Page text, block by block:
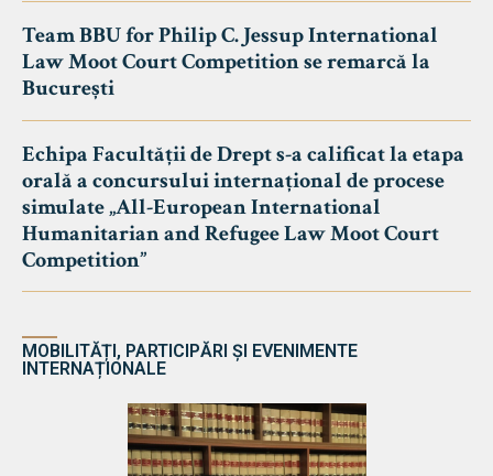
Team BBU for Philip C. Jessup International
Law Moot Court Competition se remarcă la
București
Echipa Facultății de Drept s-a calificat la etapa
orală a concursului internațional de procese
simulate „All-European International
Humanitarian and Refugee Law Moot Court
Competition”
MOBILITĂȚI, PARTICIPĂRI ȘI EVENIMENTE
INTERNAȚIONALE